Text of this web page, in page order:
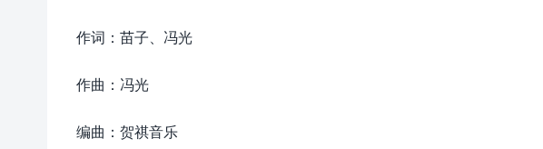
作词：苗子、冯光
作曲：冯光
编曲：贺祺音乐